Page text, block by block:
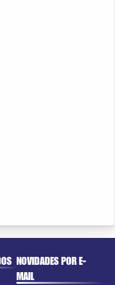
NOVIDADES POR E-
MAIL